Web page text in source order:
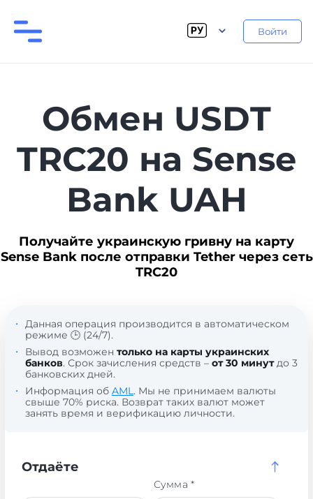
Войти
Обмен USDT
TRC20 на Sense
Bank UAH
Получайте украинскую гривну на карту
Sense Bank после отправки Tether через сеть
TRC20
Данная операция производится в автоматическом
режиме 🕒 (24/7).
Вывод возможен только на карты украинских
банков. Срок зачисления средств – от 30 минутдо 3
банковских дней.
Информация об AML. Мы не принимаем валюты
свыше 70% риска. Возврат таких валют может
занять время и верификацию личности.
Отдаёте
Сумма *